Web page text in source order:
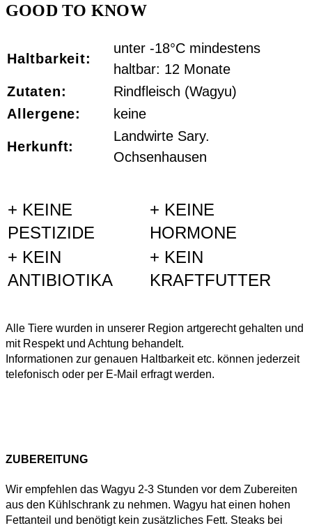
GOOD TO KNOW
Haltbarkeit:
unter -18°C mindestens
haltbar: 12 Monate
Zutaten:
Rindfleisch (Wagyu)
Allergene:
keine
Herkunft:
Landwirte Sary.
Ochsenhausen
+ KEINE
PESTIZIDE
+ KEINE
HORMONE
+ KEIN
ANTIBIOTIKA
+ KEIN
KRAFTFUTTER
Alle Tiere wurden in unserer Region artgerecht gehalten und
mit Respekt und Achtung behandelt.
Informationen zur genauen Haltbarkeit etc. können jederzeit
telefonisch oder per E-Mail erfragt werden.
ZUBEREITUNG
Wir empfehlen das Wagyu 2-3 Stunden vor dem Zubereiten
aus den Kühlschrank zu nehmen. Wagyu hat einen hohen
Fettanteil und benötigt kein zusätzliches Fett. Steaks bei